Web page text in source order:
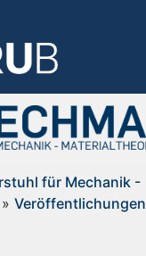
für Mechanik -
» Veröffentlichungen